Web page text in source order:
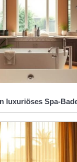
luxuriöses Spa-